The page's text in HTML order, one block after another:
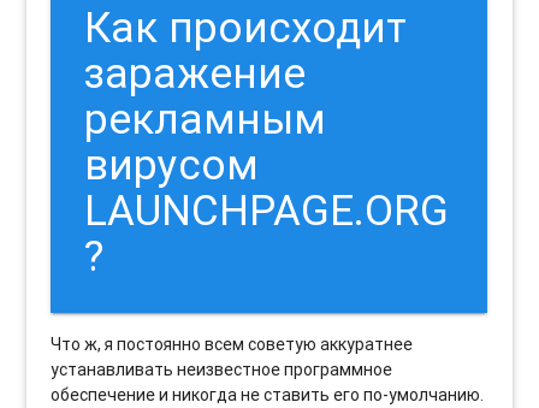
Как происходит
заражение
рекламным
вирусом
LAUNCHPAGE.ORG
?
Что ж, я постоянно всем советую аккуратнее
устанавливать неизвестное программное
обеспечение и никогда не ставить его по-умолчанию.